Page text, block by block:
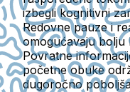
izbegli kognitivni
Redovne pauze i
omogućavaju
Povratne
početne obuke
dugoročno